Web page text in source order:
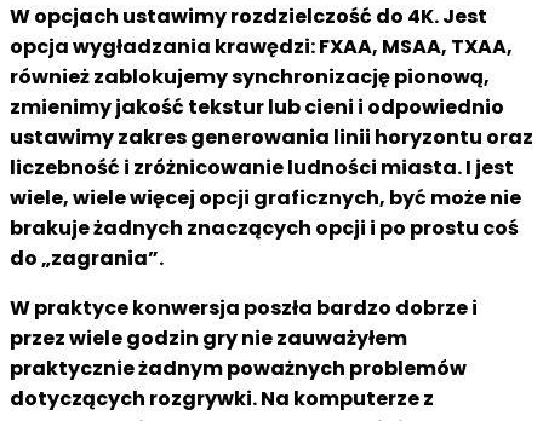
W opcjach ustawimy rozdzielczość do 4K. Jest
opcja wygładzania krawędzi: FXAA, MSAA, TXAA,
również zablokujemy synchronizację pionową,
zmienimy jakość tekstur lub cieni i odpowiednio
ustawimy zakres generowania linii horyzontu oraz
liczebność i zróżnicowanie ludności miasta. I jest
wiele, wiele więcej opcji graficznych, być może nie
brakuje żadnych znaczących opcji i po prostu coś
do „zagrania”.
W praktyce konwersja poszła bardzo dobrze i
przez wiele godzin gry nie zauważyłem
praktycznie żadnym poważnych problemów
dotyczących rozgrywki. Na komputerze z